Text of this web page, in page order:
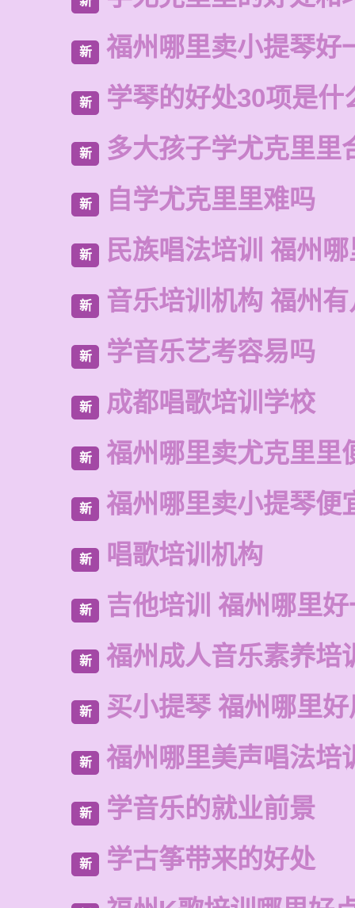
新 福州哪里卖小提琴好
新 学琴的好处30项是什
新 多大孩子学尤克里里
新 自学尤克里里难吗
新 民族唱法培训 福州
新 音乐培训机构 福州
新 学音乐艺考容易吗
新 成都唱歌培训学校
新 福州哪里卖尤克里里
新 福州哪里卖小提琴便
新 唱歌培训机构
新 吉他培训 福州哪里
新 福州成人音乐素养培
新 买小提琴 福州哪里好
新 福州哪里美声唱法培
新 学音乐的就业前景
新 学古筝带来的好处